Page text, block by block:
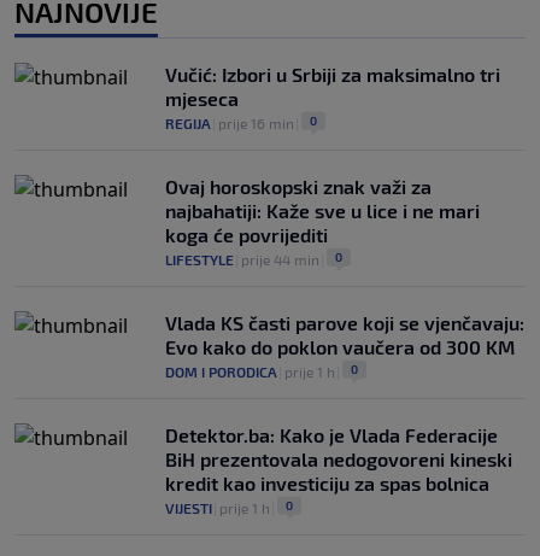
Najopasniji je u reketu, ali mora dodatno
ojačati
KOŠARKA
NAJNOVIJE
Vučić: Izbori u Srbiji za maksimalno tri
mjeseca
REGIJA prije 16 min 0
Ovaj horoskopski znak važi za
najbahatiji: Kaže sve u lice i ne mari
koga će povrijediti
LIFESTYLE prije 44 min 0
Vlada KS časti parove koji se vjenčavaju:
Evo kako do poklon vaučera od 300 KM
DOM I PORODICA prije 1 h 0
Detektor.ba: Kako je Vlada Federacije
BiH prezentovala nedogovoreni kineski
kredit kao investiciju za spas bolnica
VIJESTI prije 1 h 0